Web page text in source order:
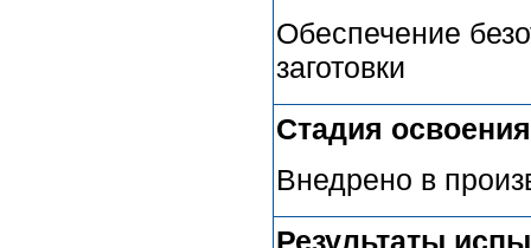
Обеспечение
заготовки
Стадия освоения
Внедрено в
Результаты